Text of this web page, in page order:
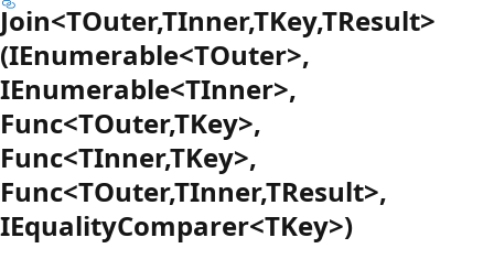
Join<TOuter,TInner,TKey,TResult>
(IEnumerable<TOuter>,
IEnumerable<TInner>,
Func<TOuter,TKey>,
Func<TInner,TKey>,
Func<TOuter,TInner,TResult>,
IEqualityComparer<TKey>)